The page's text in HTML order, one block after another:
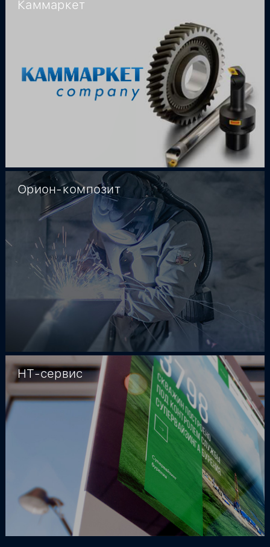
Каммаркет
Орион-композит
НТ-сервис